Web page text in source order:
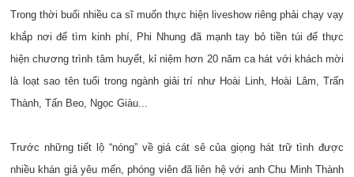
Trong thời buổi nhiều ca sĩ muốn thực hiện liveshow riêng phải chạy vạy
khắp nơi để tìm kinh phí, Phi Nhung đã mạnh tay bỏ tiền túi để thực
hiện chương trình tâm huyết, kỉ niệm hơn 20 năm ca hát với khách mời
là loạt sao tên tuổi trong ngành giải trí như Hoài Linh, Hoài Lâm, Trấn
Thành, Tấn Beo, Ngọc Giàu...
Trước những tiết lộ “nóng” về giá cát sê của giọng hát trữ tình được
nhiều khán giả yêu mến, phóng viên đã liên hệ với anh Chu Minh Thành